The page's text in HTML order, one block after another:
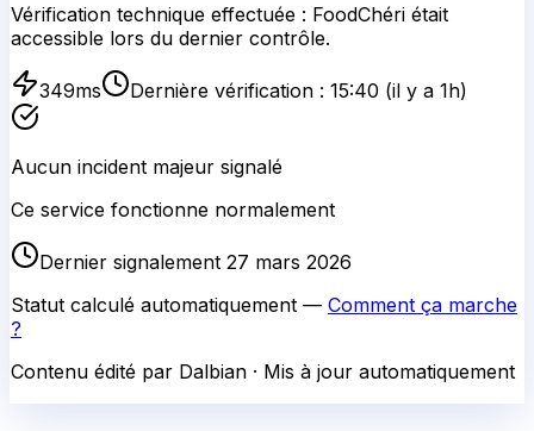
Vérification technique effectuée : FoodChéri était
accessible lors du dernier contrôle.
349ms Dernière vérification : 15:40 (il y a 1h)
Aucun incident majeur signalé
Ce service fonctionne normalement
Dernier signalement 27 mars 2026
Statut calculé automatiquement — Comment ça marche
?
Contenu édité par Dalbian · Mis à jour automatiquement